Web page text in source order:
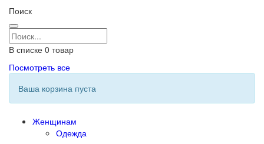
Поиск
В списке 0 товар
Посмотреть все
Ваша корзина пуста
Женщинам
Одежда